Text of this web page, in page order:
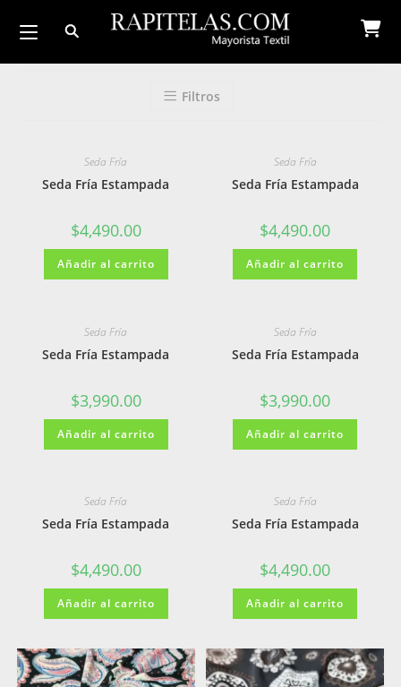
Filtros
Seda Fría
Seda Fría Estampada
$4,490.00
Añadir al carrito
Seda Fría
Seda Fría Estampada
$4,490.00
Añadir al carrito
Seda Fría
Seda Fría Estampada
$3,990.00
Añadir al carrito
Seda Fría
Seda Fría Estampada
$3,990.00
Añadir al carrito
Seda Fría
Seda Fría Estampada
$4,490.00
Añadir al carrito
Seda Fría
Seda Fría Estampada
$4,490.00
Añadir al carrito